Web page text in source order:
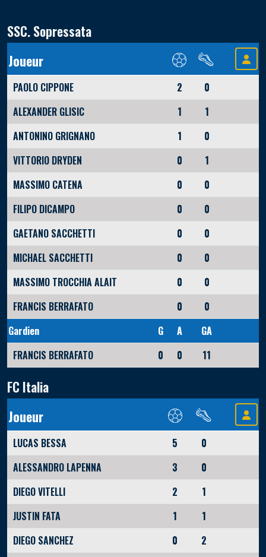
SSC. Sopressata
Joueur
PAOLO CIPPONE 2
0
ALEXANDER GLISIC
1
1
ANTONINO GRIGNANO
1
0
VITTORIO DRYDEN
0
1
MASSIMO CATENA
0
0
FILIPO DICAMPO
0
0
GAETANO SACCHETTI
0
0
MICHAEL SACCHETTI
0
0
MASSIMO TROCCHIA ALAIT
0
0
FRANCIS BERRAFATO
0
0
Gardien
G A
GA
FRANCIS BERRAFATO
0 0 11
FC Italia
Joueur
LUCAS BESSA 5
0
ALESSANDRO LAPENNA
3
0
DIEGO VITELLI
2
1
JUSTIN FATA
1
1
DIEGO SANCHEZ
0
2